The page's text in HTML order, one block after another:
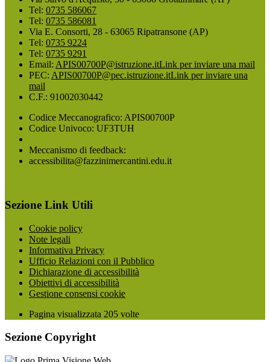
Tel: 0735 586067
Tel: 0735 586081
Via E. Consorti, 28 - 63065 Ripatransone (AP)
Tel: 0735 9224
Tel: 0735 9291
Email: APIS00700P@istruzione.itLink per inviare una mail
PEC: APIS00700P@pec.istruzione.itLink per inviare una
mail
C.F.: 91002030442
Codice Meccanografico: APIS00700P
Codice Univoco: UF3TUH
Meccanismo di feedback:
accessibilita@fazzinimercantini.edu.it
Sezione Link Utili
Cookie policy
Note legali
Informativa Privacy
Ufficio Relazioni con il Pubblico
Dichiarazione di accessibilità
Obiettivi di accessibilità
Gestione consensi cookie
Pagina visualizzata 205 volte
Sezione Copyright